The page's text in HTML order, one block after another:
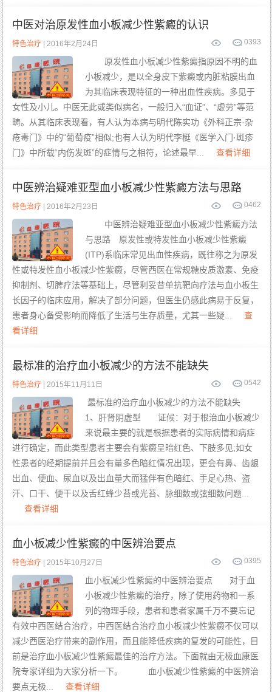
中医对治原发性血小板减少性紫癜的认识
393
0
特色治疗 | 2016年2月24日
原发性血小板减少性紫癜指原因不明的血
小板减少，是以全身皮下紫癜或内脏粘膜出血
为其临床表现特征的一种出血性疾病。多见于
女性及小儿。中医无此或类似病名，一般归入“血证”、“虚劳”等范
畴。从其临床表现看，有人认为本病与明代陈实功《外科正宗·杂
疮毒门》中的“葡萄疫”相似;也有人认为明代李梃《医学入门·斑疹
门》中所载“内伤发斑”的症情与之相符，论述最早...
查看详细
中医辨治疑难亚型血小板减少性紫癜方法与思路
462
0
特色治疗 | 2016年2月23日
中医辨治疑难亚型血小板减少性紫癜方法
与思路 原发性或特发性血小板减少性紫癜
(ITP)系临床常见出血性疾病，既往称之为原发
性或特发性血小板减少性紫癜，尽管西医在常规糖皮质激素、免疫
抑制剂、切脾疗法等基础上，尽管利妥昔单抗靶向疗法与血小板生
长因子的临床应用，解决了部分问题，但医生仍感此病易于反复，
患者身心备受影响而降低了生活与生存质量，尤其一些疑...
查
看详细
最标准的治疗血小板减少的方法不能缺失
542
0
特色治疗 | 2015年11月11日
最标准的治疗血小板减少的方法不能缺失
1、肝肾阴虚型 证候：对于根治血小板减少
来说最主要的就是根据患者的实际病情和病症
进行确定，而此类型患者主要会有紫癜呈暗红色、下肢多见;如女
性患者的经期提前并且会有量多色暗红情况出现，更会有鼻、齿龈
出血、便血、尿血以及出血量大而猛伴有色暗红、手足心热、盗
汗、口干、便干以及舌红蜂少苔或光苔、脉细数或弦细数问题...
查看详细
血小板减少性紫癜的中医辨治要点
395
0
特色治疗 | 2015年10月27日
血小板减少性紫癜的中医辨治要点 对于血
小板减少性紫癜的治疗，除了使用药物和一系
列的物理手段，患者和患者家属千万不要忘记
有效中西医结合治疗，中西医结合治疗血小板减少性紫癜不仅可以
减少西医治疗带来的副作用，而且能降低疾病的复发的可能性，目
前是治疗血小板减少性紫癜最佳的治疗方法。下面就由无极血康医
院专家详细为大家分析一下。 血小板减少性紫癜的中医辨治
要点无极...
查看详细